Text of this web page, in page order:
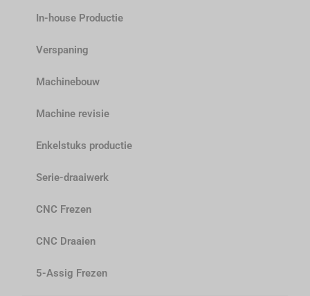
In-house Productie
Verspaning
Machinebouw
Machine revisie
Enkelstuks productie
Serie-draaiwerk
CNC Frezen
CNC Draaien
5-Assig Frezen